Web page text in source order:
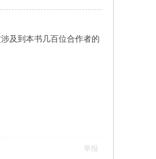
及到本书几百位合作者的
举报